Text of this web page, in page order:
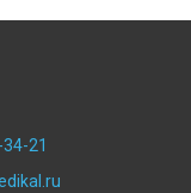
21